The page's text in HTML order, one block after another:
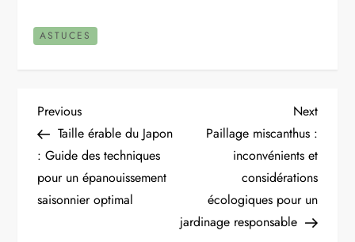
ASTUCES
N
a
v
Previous
Post
Previous
Taille érable du Japon
: Guide des techniques
pour un épanouissement
saisonnier optimal
Next
Post
Next
Paillage miscanthus :
inconvénients et
considérations
écologiques pour un
jardinage responsable